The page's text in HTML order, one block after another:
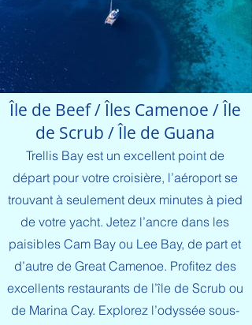
Île de Beef / Îles Camenoe / Île
de Scrub / Île de Guana
Trellis Bay est un excellent point de
départ pour votre croisière, l’aéroport se
trouvant à seulement deux minutes à pied
de votre yacht. Jetez l’ancre dans les
paisibles Cam Bay ou Lee Bay, de part et
d’autre de Great Camenoe. Profitez des
excellents restaurants de l’île de Scrub ou
de Marina Cay. Explorez l’odyssée sous-